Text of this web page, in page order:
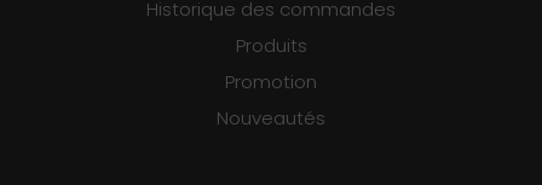
Historique des commandes
Produits
Promotion
Nouveautés